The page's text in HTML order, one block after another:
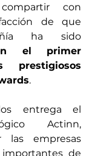
con
de que
el primer
.
entrega el
Actinn,
las empresas
de